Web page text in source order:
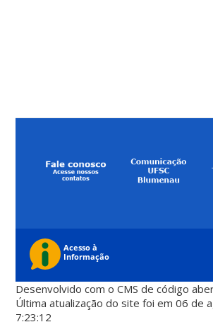
Desenvolvido com o CMS de código
Última atualização do site foi em 06 de
7:23:12